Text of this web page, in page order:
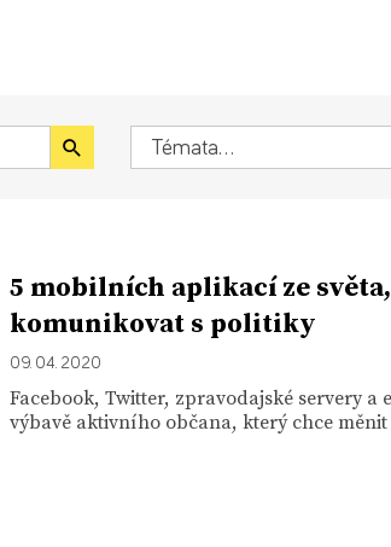
5 mobilních aplikací ze
komunikovat s politiky
09. 04. 2020
Facebook, Twitter, zpravodajské servery
výbavě aktivního občana, který chce